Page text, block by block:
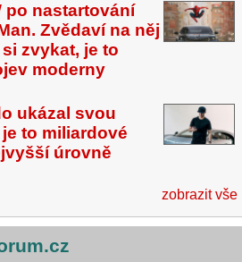
po nastartování
Zvědaví na něj
zvykat, je to
moderny
ukázal svou
to miliardové
úrovně
zobrazit vše